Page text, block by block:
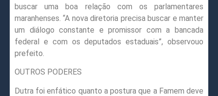
buscar uma boa relação com os parlamentares
maranhenses. “A nova diretoria precisa buscar e manter
um diálogo constante e promissor com a bancada
federal e com os deputados estaduais”, observouo
prefeito.
OUTROS PODERES
Dutra foi enfático quanto a postura que a Famem deve